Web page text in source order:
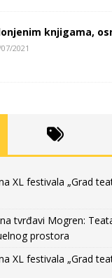
knjigama,
2021
XL festivala „Grad
na tvrđavi Mogren:
prostora
XL festivala „Grad